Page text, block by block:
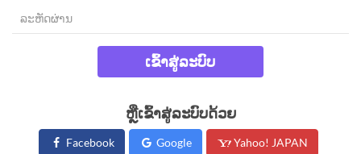
ເຂົ້າສູ່ລະບົບ
ຫຼືເຂົ້າສູ່ລະບົບດ້ວຍ
Facebook Google Yahoo! JAPAN